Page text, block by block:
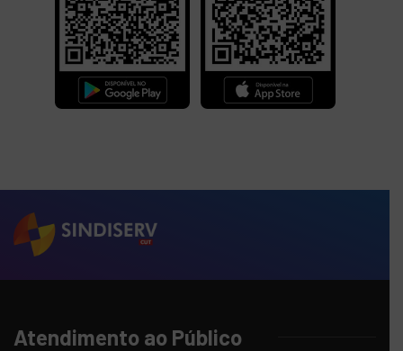
Atendimento ao Público